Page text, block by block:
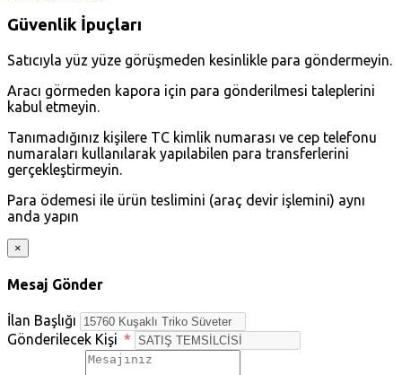
Güvenlik İpuçları
Satıcıyla yüz yüze görüşmeden kesinlikle para göndermeyin.
Aracı görmeden kapora için para gönderilmesi taleplerini
kabul etmeyin.
Tanımadığınız kişilere TC kimlik numarası ve cep telefonu
numaraları kullanılarak yapılabilen para transferlerini
gerçekleştirmeyin.
Para ödemesi ile ürün teslimini (araç devir işlemini) aynı
anda yapın
×
Mesaj Gönder
İlan Başlığı
Gönderilecek Kişi *